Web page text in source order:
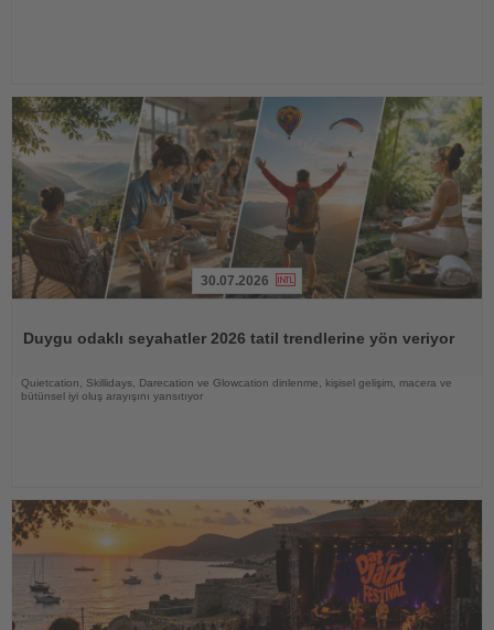
30.07.2026
Duygu odaklı seyahatler 2026 tatil trendlerine yön veriyor
Quietcation, Skillidays, Darecation ve Glowcation dinlenme, kişisel gelişim, macera ve
bütünsel iyi oluş arayışını yansıtıyor